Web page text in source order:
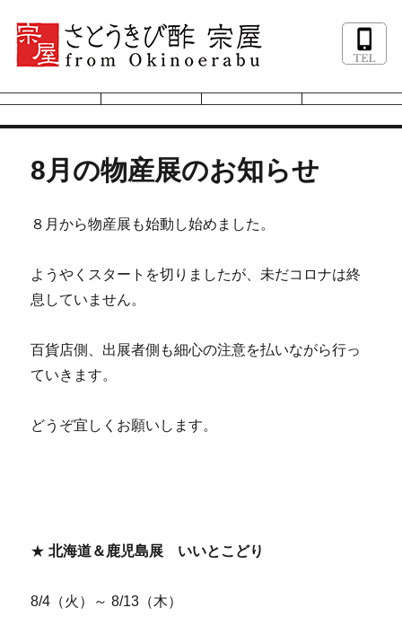
8月の物産展のお知らせ
８月から物産展も始動し始めました。
ようやくスタートを切りましたが、未だコロナは終
息していません。
百貨店側、出展者側も細心の注意を払いながら行っ
ていきます。
どうぞ宜しくお願いします。
★ 北海道＆鹿児島展 いいとこどり
8/4（火）～ 8/13（木）